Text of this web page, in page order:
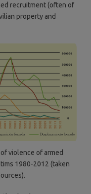
recruitment (often of
property and
violence of armed
1980-2012 (taken